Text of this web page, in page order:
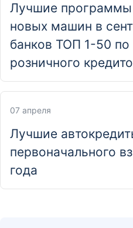
Отделение
Дополнительный
Республика Бурятия, г.
д. 42
Лучшие программы
новых машин в
банков ТОП 1-50
розничного
07 апреля
Лучшие
первоначального
года